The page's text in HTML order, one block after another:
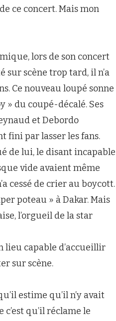
ce concert. Mais mon
lors de son concert
sur scène trop tard, il n’a
Ce nouveau loupé sonne
» du coupé-décalé. Ses
et Debordo
fini par lasser les fans.
de lui, le disant incapable
vide avaient même
cessé de crier au boycott.
poteau » à Dakar. Mais
l’orgueil de la star
lieu capable d’accueillir
sur scène.
estime qu’il n’y avait
qu’il réclame le